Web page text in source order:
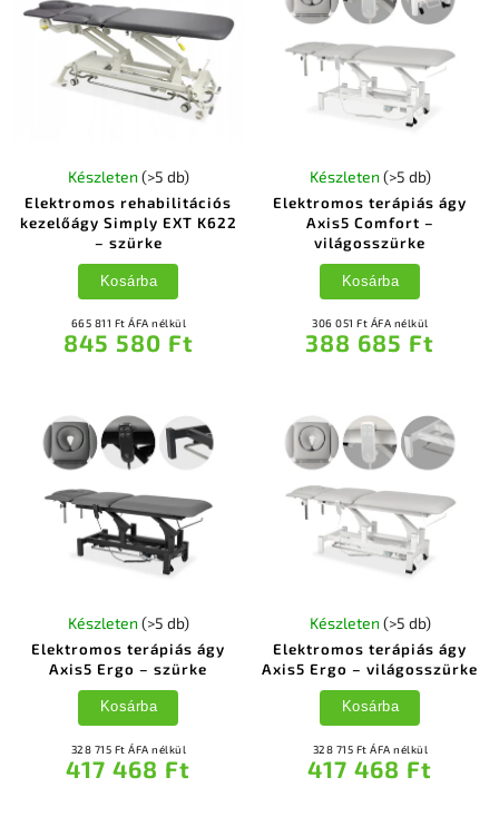
Elektromos rehabilitációs
kezelőágy Simply EXT K622
– szürke
Készleten (>5 db)
665 811 Ft ÁFA nélkül
845 580 Ft
Kosárba
Elektromos terápiás ágy
Axis5 Comfort –
világosszürke
Készleten (>5 db)
306 051 Ft ÁFA nélkül
388 685 Ft
Kosárba
Elektromos terápiás ágy
Axis5 Ergo – szürke
Készleten (>5 db)
328 715 Ft ÁFA nélkül
417 468 Ft
Kosárba
Elektromos terápiás ágy
Axis5 Ergo – világosszürke
Készleten (>5 db)
328 715 Ft ÁFA nélkül
417 468 Ft
Kosárba